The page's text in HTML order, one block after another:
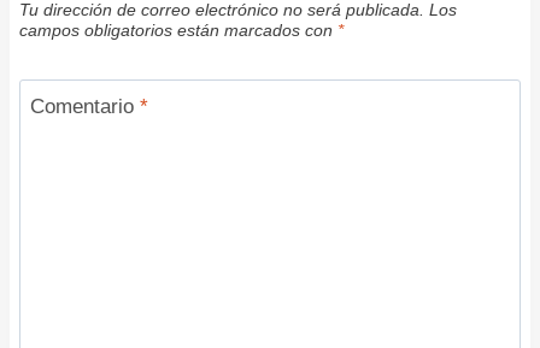
Tu dirección de correo electrónico no será publicada. Los
campos obligatorios están marcados con *
Comentario *